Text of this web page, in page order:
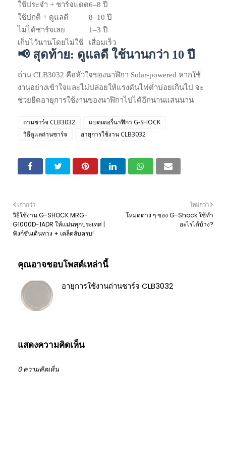
ใช้ประจำ + ชาร์จแดด6–8 ปี
ใช้ปกติ + ดูแลดี
8–10 ปี
ไม่ได้ชาร์จเลย
1–3 ปี
เก็บไว้นานโดยไม่ใช้
เสื่อมเร็ว
📢 สุดท้าย: ดูแลดี ใช้นานกว่า 10 ปี
ถ่าน CLB3032 คือหัวใจของนาฬิกา Solar-powered หากใช้
งานอย่างเข้าใจและไม่ปล่อยให้แรงดันไฟต่ำบ่อยเกินไป จะ
ช่วยยืดอายุการใช้งานของนาฬิกาไปได้อีกนานแสนนาน
ถ่านชาร์จ CLB3032
แบตเตอรี่นาฬิกา G-SHOCK
วิธีดูแลถ่านชาร์จ
อายุการใช้งาน CLB3032
ใหม่กว่า
โหมดต่าง ๆ ของ G-Shock ใช้ทำ
อะไรได้บ้าง?
เก่ากว่า
วิธีใช้งาน G-SHOCK MRG-
G1000D-1ADR ให้แม่นทุกประเทศ |
ฟังก์ชันเดินทาง + เคล็ดลับครบ!
คุณอาจชอบโพสต์เหล่านี้
อายุการใช้งานถ่านชาร์จ CLB3032
แสดงความคิดเห็น
0 ความคิดเห็น